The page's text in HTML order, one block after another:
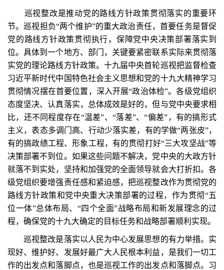
巡视整改是推动党的路线方针政策贯彻落实的重要环
节。巡视担负“两个维护”的重大政治责任，首要任务是督促
党的路线方针政策贯彻执行，保障党中央决策部署落实到
位。具体到一个地方、部门，关键要紧密联系实际来贯彻落
实党的理论路线方针政策。十九届中央首轮巡视把监督检查
习近平新时代中国特色社会主义思想和党的十九大精神学习
贯彻情况摆在首要位置，深入开展“政治体检”。各级党组织
态度坚决、认真落实，总体成效是好的，但与党中央要求相
比，还不同程度存在“温差”、“落差”、“偏差”，有的搞形式
主义，表态多调门高、行动少落实差，有的学做“两张皮”，
有的搞政绩工程、形象工程，有的贯彻打好“三大攻坚战”等
决策部署不到位。如果这些问题不解决，党中央的大政方针
就落不到实处，坚持和加强党的全面领导就会大打折扣。各
级党组织要增强责任感和紧迫感，把巡视整改作为贯彻党的
路线方针政策和党中央重大决策部署的过程，作为贯彻“五
位一体”总体布局、“四个全面”战略布局和新发展理念的过
程，确保党的十九大确定的目标任务和战略部署顺利实现。
巡视整改是落实以人民为中心发展思想的有力举措。实
现好、维护好、发展好最广大人民根本利益，是我们一切工
作的出发点和落脚点，也是巡视工作的出发点和落脚点。习